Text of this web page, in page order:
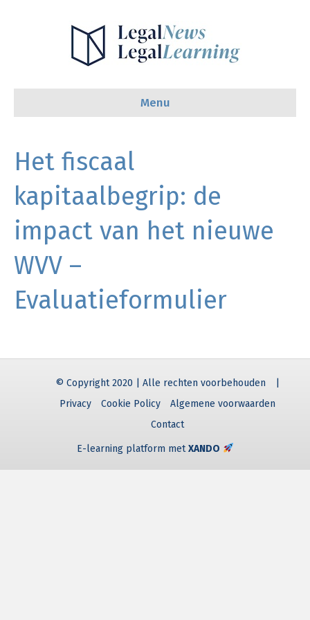
Menu
Het fiscaal
kapitaalbegrip: de
impact van het nieuwe
WVV –
Evaluatieformulier
© Copyright 2020 | Alle rechten voorbehouden
Privacy
Cookie Policy
Algemene voorwaarden
Contact
E-learning platform metXANDO